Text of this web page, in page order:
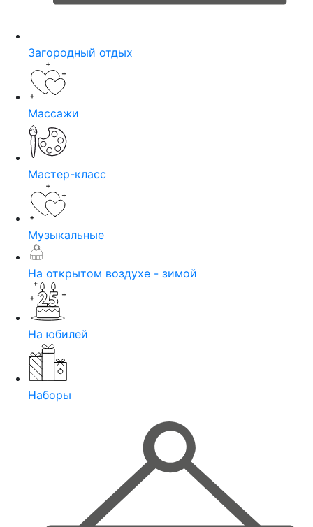
Загородный отдых
Массажи
Мастер-класс
Музыкальные
На открытом воздухе - зимой
На юбилей
Наборы